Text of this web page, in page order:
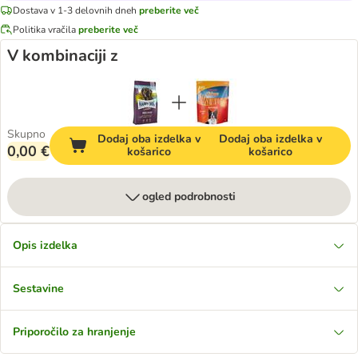
Dostava v 1-3 delovnih dneh preberite več
Politika vračilapreberite več
V kombinaciji z
Skupno
0,00 €
Dodaj oba izdelka v
košarico
Dodaj oba izdelka v
košarico
ogled podrobnosti
Opis izdelka
Sestavine
Priporočilo za hranjenje